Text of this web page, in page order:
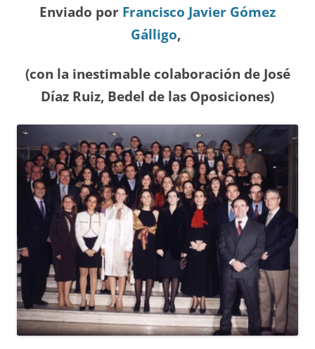
Enviado por Francisco Javier Gómez
Gálligo,
(con la inestimable colaboración de José
Díaz Ruiz, Bedel de las Oposiciones)